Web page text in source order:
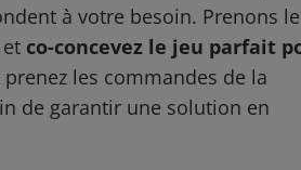
à votre besoin. Prenons le
co-concevez le jeu parfait
prenez les commandes de la
de garantir une solution en